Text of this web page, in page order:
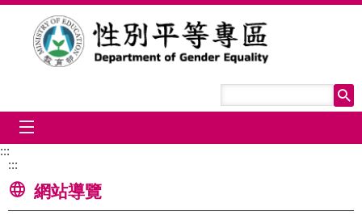
跳到主要內容區塊
:::
:::
網站導覽